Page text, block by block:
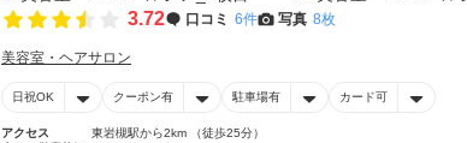
3.72 口コミ 6件 写真 8枚
美容室・ヘアサロン
日祝OK クーポン有 駐車場有 カード可
アクセス
東岩槻駅から2km （徒歩25分）